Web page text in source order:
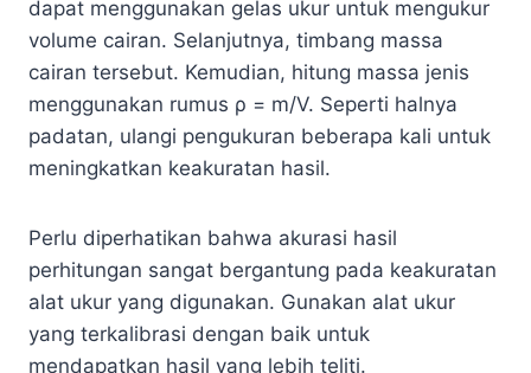
dapat menggunakan gelas ukur untuk mengukur
volume cairan. Selanjutnya, timbang massa
cairan tersebut. Kemudian, hitung massa jenis
menggunakan rumus ρ = m/V. Seperti halnya
padatan, ulangi pengukuran beberapa kali untuk
meningkatkan keakuratan hasil.
Perlu diperhatikan bahwa akurasi hasil
perhitungan sangat bergantung pada keakuratan
alat ukur yang digunakan. Gunakan alat ukur
yang terkalibrasi dengan baik untuk
mendapatkan hasil yang lebih teliti.